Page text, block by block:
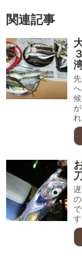
関連記事
す